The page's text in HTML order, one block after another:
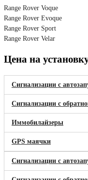
Range Rover Voque
Range Rover Evoque
Range Rover Sport
Range Rover Velar
Цена на
Сигнализации с
Сигнализации с
Иммобилайзеры
GPS маячки
Сигнализации с